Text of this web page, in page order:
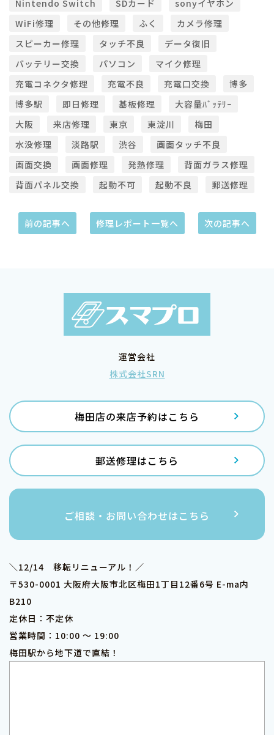
Nintendo Switch
SDカード
sonyイヤホン
WiFi修理
その他修理 ふく
カメラ修理
スピーカー修理
タッチ不良
データ復旧
バッテリー交換
パソコン
マイク修理
充電コネクタ修理
充電不良 充電口交換
博多
博多駅
即日修理 基板修理
大容量ﾊﾞｯﾃﾘｰ
大阪
来店修理 東京 東淀川
梅田
水没修理
淡路駅 渋谷
画面タッチ不良
画面交換
画面修理 発熱修理
背面ガラス修理
背面パネル交換
起動不可 起動不良 郵送修理
前の記事へ 修理レポート一覧へ 次の記事へ
運営会社
株式会社SRN
梅田店の来店予約はこちら
郵送修理はこちら
ご相談・お問い合わせはこちら
＼12/14 移転リニューアル！／
〒530-0001 大阪府大阪市北区梅田1丁目12番6号 E-ma内
B210
定休日：不定休
営業時間：10:00 ～ 19:00
梅田駅から地下道で直結！